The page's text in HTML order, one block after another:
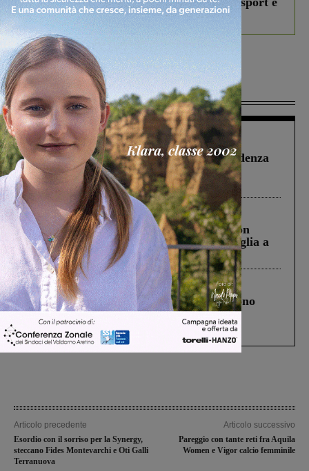
debutta il podcast Estrair
Più lette
Figline Incisa Valdarno 1 Agosto 2026
Piscina di Figline finanziata oltre la scadenza
Pnrr, il gruppo di Fratelli d’Italia: “Un
ringraziamento al Governo”
Cronaca 3 Agosto 2026
Scomparso da una struttura di Castiglion
Fiorentino l’uomo che aveva ucciso la figlia a
Levane nel 2020
Cronaca 4 Agosto 2026
Un anno fa la strage in A1 in cui morirono
Gianni, Giulia e Franco. Lo schianto, il
processo, lo stop ai sorpassi fra tir....
Articolo precedente
Esordio con il sorriso per la Synergy,
steccano Fides Montevarchi e Oti Galli
Terranuova
Articolo successivo
Pareggio con tante reti fra Aquila
Women e Vigor calcio femminile